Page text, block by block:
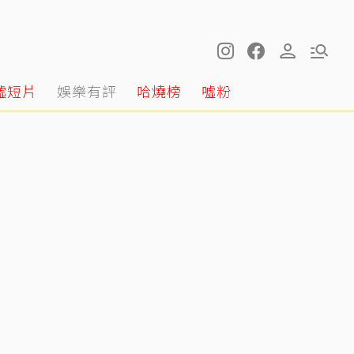
短片 娛樂有評 哈燒榜 噓粉